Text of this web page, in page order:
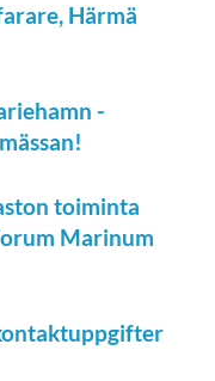
Härmä
-
toiminta
Marinum